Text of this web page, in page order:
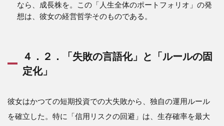
なら、成長株を。この「人生全体のポートフォリオ」の発
想は、彼女の経営哲学そのものである。
４．２．「失敗の言語化」と「ルールの固
定化」
彼女はかつての短期投資での大失敗から、独自の運用ルール
を確立した 。特に「信用リスクの回避」は、生存確率を最大